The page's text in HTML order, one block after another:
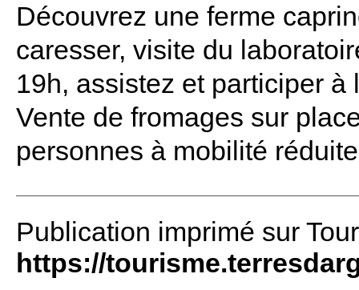
Découvrez une ferme
caresser, visite du
19h, assistez et participer à
Vente de fromages sur
personnes à mobilité
Publication imprimé sur
https://